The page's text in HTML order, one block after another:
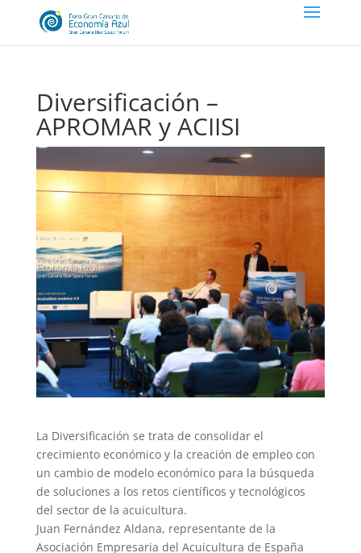
Diversificación –
APROMAR y ACIISI
La Diversificación se trata de consolidar el
crecimiento económico y la creación de empleo con
un cambio de modelo económico para la búsqueda
de soluciones a los retos científicos y tecnológicos
del sector de la acuicultura.
Juan Fernández Aldana, representante de la
Asociación Empresaria del Acuicultura de España